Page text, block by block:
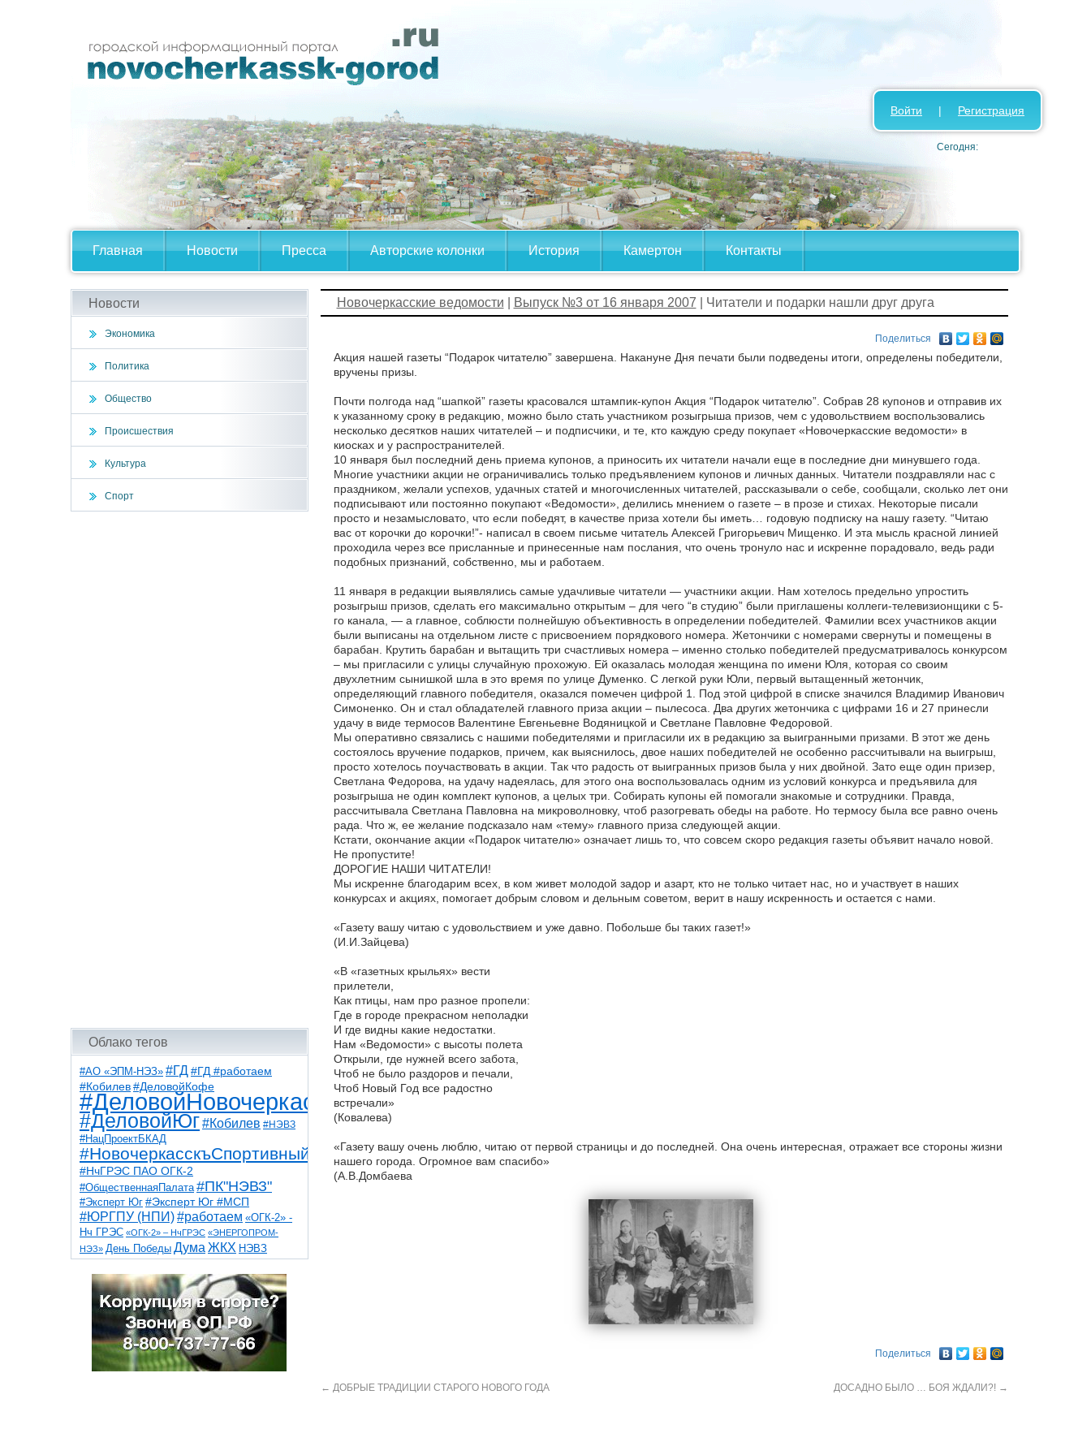
Главная Новости Пресса Авторские колонки История Камертон Контакты
Войти | Регистрация
Сегодня:
Новости
Экономика
Политика
Общество
Происшествия
Культура
Спорт
Облако тегов
#АО «ЭПМ-НЭЗ» #ГД #ГД #работаем
#Кобилев #ДеловойКофе
#ДеловойНовочеркасск
#ДеловойЮг#Кобилев #НЭВЗ
#НацПроектБКАД
#НовочеркасскъСпортивный
#НчГРЭС ПАО ОГК-2
#ОбщественнаяПалата #ПК"НЭВЗ"
#Эксперт Юг #Эксперт Юг #МСП
#ЮРГПУ (НПИ)#работаем «ОГК-2» -
Нч ГРЭС «ОГК-2» – НчГРЭС «ЭНЕРГОПРОМ-
НЭЗ» День Победы Дума ЖКХ НЭВЗ
НчГРЭС ТНТ
благоустройствоветераны выборы
детидороги казаки коррупция космос
общественная палата парк пожар роща
спорт театр транспорт художники
Новочеркасские ведомости Выпуск №3 от 16 января 2007 | Читатели и подарки нашли друг друга
Поделиться
Акция нашей газеты “Подарок читателю” завершена. Накануне Дня печати были подведены итоги, определены победители,
вручены призы.
Почти полгода над “шапкой” газеты красовался штампик-купон Акция “Подарок читателю”. Собрав 28 купонов и отправив их
к указанному сроку в редакцию, можно было стать участником розыгрыша призов, чем с удовольствием воспользовались
несколько десятков наших читателей – и подписчики, и те, кто каждую среду покупает «Новочеркасские ведомости» в
киосках и у распространителей.
10 января был последний день приема купонов, а приносить их читатели начали еще в последние дни минувшего года.
Многие участники акции не ограничивались только предъявлением купонов и личных данных. Читатели поздравляли нас с
праздником, желали успехов, удачных статей и многочисленных читателей, рассказывали о себе, сообщали, сколько лет они
подписывают или постоянно покупают «Ведомости», делились мнением о газете – в прозе и стихах. Некоторые писали
просто и незамысловато, что если победят, в качестве приза хотели бы иметь… годовую подписку на нашу газету. “Читаю
вас от корочки до корочки!”- написал в своем письме читатель Алексей Григорьевич Мищенко. И эта мысль красной линией
проходила через все присланные и принесенные нам послания, что очень тронуло нас и искренне порадовало, ведь ради
подобных признаний, собственно, мы и работаем.
11 января в редакции выявлялись самые удачливые читатели — участники акции. Нам хотелось предельно упростить
розыгрыш призов, сделать его максимально открытым – для чего “в студию” были приглашены коллеги-телевизионщики с 5-
го канала, — а главное, соблюсти полнейшую объективность в определении победителей. Фамилии всех участников акции
были выписаны на отдельном листе с присвоением порядкового номера. Жетончики с номерами свернуты и помещены в
барабан. Крутить барабан и вытащить три счастливых номера – именно столько победителей предусматривалось конкурсом
– мы пригласили с улицы случайную прохожую. Ей оказалась молодая женщина по имени Юля, которая со своим
двухлетним сынишкой шла в это время по улице Думенко. С легкой руки Юли, первый вытащенный жетончик,
определяющий главного победителя, оказался помечен цифрой 1. Под этой цифрой в списке значился Владимир Иванович
Симоненко. Он и стал обладателей главного приза акции – пылесоса. Два других жетончика с цифрами 16 и 27 принесли
удачу в виде термосов Валентине Евгеньевне Водяницкой и Светлане Павловне Федоровой.
Мы оперативно связались с нашими победителями и пригласили их в редакцию за выигранными призами. В этот же день
состоялось вручение подарков, причем, как выяснилось, двое наших победителей не особенно рассчитывали на выигрыш,
просто хотелось поучаствовать в акции. Так что радость от выигранных призов была у них двойной. Зато еще один призер,
Светлана Федорова, на удачу надеялась, для этого она воспользовалась одним из условий конкурса и предъявила для
розыгрыша не один комплект купонов, а целых три. Собирать купоны ей помогали знакомые и сотрудники. Правда,
рассчитывала Светлана Павловна на микроволновку, чтоб разогревать обеды на работе. Но термосу была все равно очень
рада. Что ж, ее желание подсказало нам «тему» главного приза следующей акции.
Кстати, окончание акции «Подарок читателю» означает лишь то, что совсем скоро редакция газеты объявит начало новой.
Не пропустите!
ДОРОГИЕ НАШИ ЧИТАТЕЛИ!
Мы искренне благодарим всех, в ком живет молодой задор и азарт, кто не только читает нас, но и участвует в наших
конкурсах и акциях, помогает добрым словом и дельным советом, верит в нашу искренность и остается с нами.
«Газету вашу читаю с удовольствием и уже давно. Побольше бы таких газет!»
(И.И.Зайцева)
«В «газетных крыльях» вести
прилетели,
Как птицы, нам про разное пропели:
Где в городе прекрасном неполадки
И где видны какие недостатки.
Нам «Ведомости» с высоты полета
Открыли, где нужней всего забота,
Чтоб не было раздоров и печали,
Чтоб Новый Год все радостно
встречали»
(Ковалева)
«Газету вашу очень люблю, читаю от первой страницы и до последней. Она очень интересная, отражает все стороны жизни
нашего города. Огромное вам спасибо»
(А.В.Домбаева
Поделиться
← ДОБРЫЕ ТРАДИЦИИ СТАРОГО НОВОГО ГОДА ДОСАДНО БЫЛО … БОЯ ЖДАЛИ?! →